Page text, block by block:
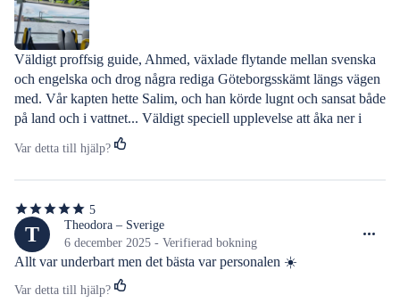
Väldigt proffsig guide, Ahmed, växlade flytande mellan svenska
och engelska och drog några rediga Göteborgsskämt längs vägen
med. Vår kapten hette Salim, och han körde lugnt och sansat både
på land och i vattnet... Väldigt speciell upplevelse att åka ner i
vattnet med bussen, kan varmt rekommenderas.
Var detta till hjälp?
5
5
av
5
stjärnor
T
Theodora – Sverige
6 december 2025 - Verifierad bokning
Allt var underbart men det bästa var personalen ☀️
Var detta till hjälp?